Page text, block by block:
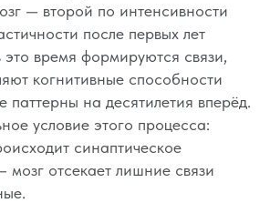
— второй по интенсивности
после первых лет
время формируются связи,
когнитивные способности
паттерны на десятилетия вперёд.
условие этого процесса:
синаптическое
мозг отсекает лишние связи